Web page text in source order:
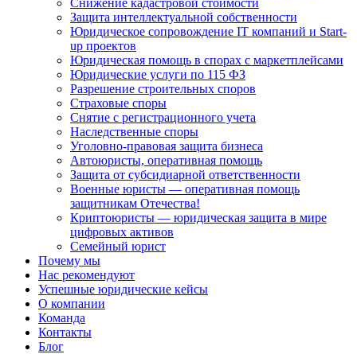
Снижение кадастровой стоимости
Защита интеллектуальной собственности
Юридическое сопровождение IT компаний и Start-
up проектов
Юридическая помощь в спорах с маркетплейсами
Юридические услуги по 115 ФЗ
Разрешение строительных споров
Страховые споры
Снятие с регистрационного учета
Наследственные споры
Уголовно-правовая защита бизнеса
Автоюристы, оперативная помощь
Защита от субсидиарной ответственности
Военные юристы — оперативная помощь
защитникам Отечества!
Криптоюристы — юридическая защита в мире
цифровых активов
Семейный юрист
Почему мы
Нас рекомендуют
Успешные юридические кейсы
О компании
Команда
Контакты
Блог